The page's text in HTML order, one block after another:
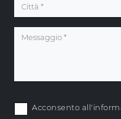
Acconsento